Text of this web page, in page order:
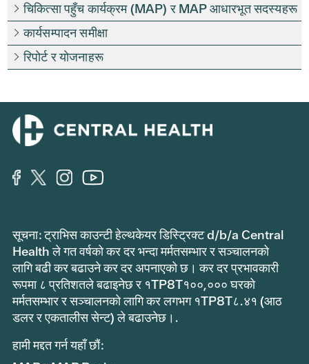
चिकित्सा पहुँच कार्यक्रम (MAP) र MAP आधारभूत सदस्यहरू
कार्यसम्पादन समीक्षा
रिपोर्ट र योजनाहरू
सूचना: ट्राभिस काउन्टी हेल्थकेयर डिस्ट्रिक्ट d/b/a Central
Health ले गत वर्षको कर दर भन्दा मर्मतसम्भार र सञ्चालनको
लागि बढी कर बढाउने कर दर अपनाएको छ। कर दर प्रभावकारी
रूपमा ८ प्रतिशतले बढाइनेछ र १TP8T१००,००० घरको
मर्मतसम्भार र सञ्चालनको लागि कर लगभग १TP8T८.४१ (आठ
डलर र एकतालीस सेन्ट) ले बढाउनेछ।.
हामी मद्दत गर्न यहाँ छौं: